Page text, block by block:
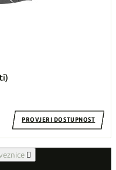
PROVJERI DOSTUPNOST
